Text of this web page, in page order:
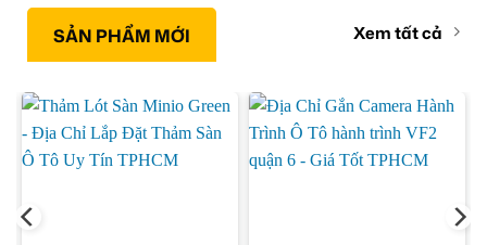
SẢN PHẨM MỚI Xem tất cả